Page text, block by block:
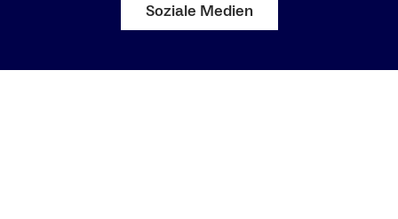
Soziale Medien